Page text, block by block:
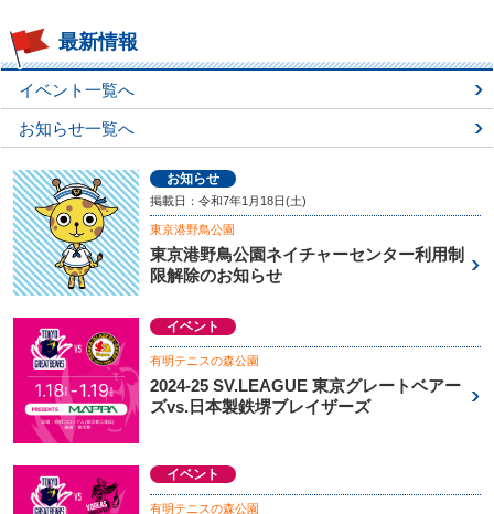
最新情報
イベント一覧へ
お知らせ一覧へ
お知らせ
掲載日：令和7年1月18日(土)
東京港野鳥公園
東京港野鳥公園ネイチャーセンター利用制
限解除のお知らせ
イベント
有明テニスの森公園
2024-25 SV.LEAGUE 東京グレートベアー
ズvs.日本製鉄堺ブレイザーズ
イベント
有明テニスの森公園